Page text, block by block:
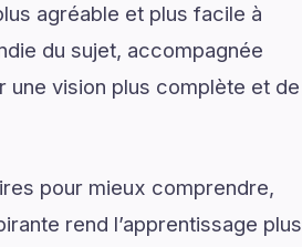
agréable et plus facile à
du sujet, accompagnée
une vision plus complète et de
pour mieux comprendre,
rend l’apprentissage plus